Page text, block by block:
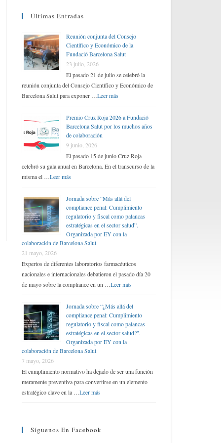
Últimas Entradas
Reunión conjunta del Consejo
Científico y Económico de la
Fundació Barcelona Salut
23 julio, 2026
El pasado 21 de julio se celebró la
reunión conjunta del Consejo Científico y Económico de
Barcelona Salut para exponer …Leer más
Premio Cruz Roja 2026 a Fundació
Barcelona Salut por los muchos años
de colaboración
9 junio, 2026
El pasado 15 de junio Cruz Roja
celebró su gala anual en Barcelona. En el transcurso de la
misma el …Leer más
Jornada sobre “Más allá del
compliance penal: Cumplimiento
regulatorio y fiscal como palancas
estratégicas en el sector salud”.
Organizada por EY con la
colaboración de Barcelona Salut
21 mayo, 2026
Expertos de diferentes laboratorios farmacéuticos
nacionales e internacionales debatieron el pasado día 20
de mayo sobre la compliance en un …Leer más
Jornada sobre “¿Más allá del
compliance penal: Cumplimiento
regulatorio y fiscal como palancas
estratégicas en el sector salud?”.
Organizada por EY con la
colaboración de Barcelona Salut
7 mayo, 2026
El cumplimiento normativo ha dejado de ser una función
meramente preventiva para convertirse en un elemento
estratégico clave en la …Leer más
Síguenos En Facebook